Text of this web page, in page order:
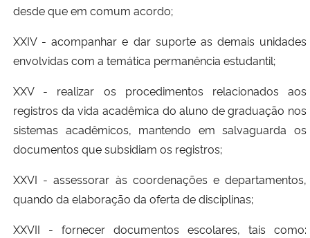
desde que em comum acordo;
XXIV - acompanhar e dar suporte as demais unidades
envolvidas com a temática permanência estudantil;
XXV - realizar os procedimentos relacionados aos
registros da vida acadêmica do aluno de graduação nos
sistemas acadêmicos, mantendo em salvaguarda os
documentos que subsidiam os registros;
XXVI - assessorar às coordenações e departamentos,
quando da elaboração da oferta de disciplinas;
XXVII - fornecer documentos escolares, tais como: